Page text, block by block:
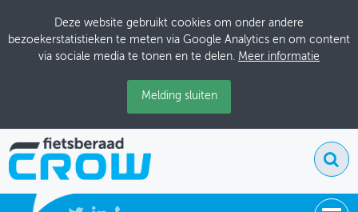
Deze website gebruikt cookies om onder andere
bezoekerstatistieken te meten via Google Analytics en om content
via sociale media te tonen en te delen. Meer informatie
Melding sluiten